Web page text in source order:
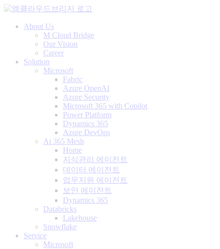
About Us
M Cloud Bridge
Our Vision
Career
Solution
Microsoft
Fabric
Azure OpenAI
Azure Security
Microsoft 365 with Copilot
Power Platform
Dynamics 365
Azure DevOps
Ai 365 Mesh
Home
지식관리 에이전트
데이터 에이전트
업무지원 에이전트
보안 에이전트
Dynamics 365
Databricks
Lakehouse
Snowflake
Service
Microsoft